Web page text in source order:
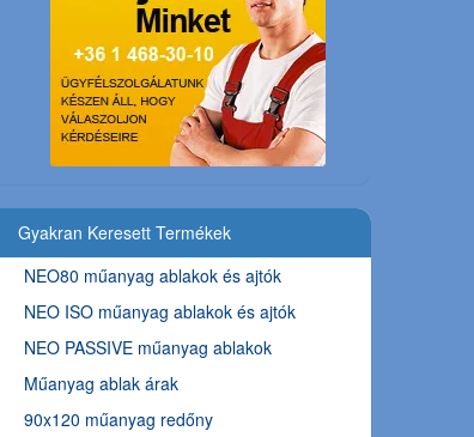
Gyakran Keresett Termékek
NEO80 műanyag ablakok és ajtók
NEO ISO műanyag ablakok és ajtók
NEO PASSIVE műanyag ablakok
Műanyag ablak árak
90x120 műanyag redőny